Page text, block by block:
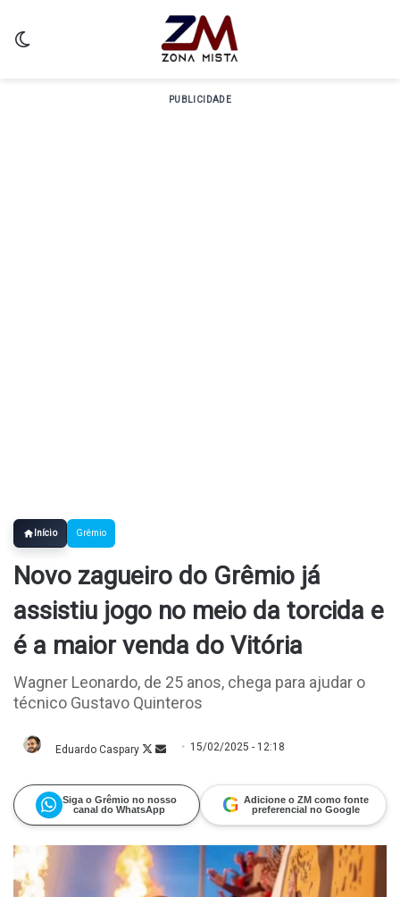
PUBLICIDADE
Início Grêmio
Novo zagueiro do Grêmio já
assistiu jogo no meio da torcida e
é a maior venda do Vitória
Wagner Leonardo, de 25 anos, chega para ajudar o
técnico Gustavo Quinteros
Eduardo Caspary FollowMande
15/02/2025 - 12:18
Siga o Grêmio no nosso
canal do WhatsApp
G Adicione o ZM como fonte
preferencial no Google